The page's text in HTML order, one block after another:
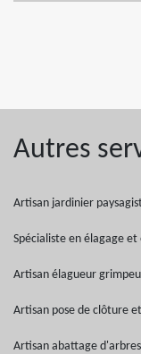
Autres
Artisan jardinier
Spécialiste en élagage
Artisan élagueur
Artisan pose de clôture
Artisan abattage